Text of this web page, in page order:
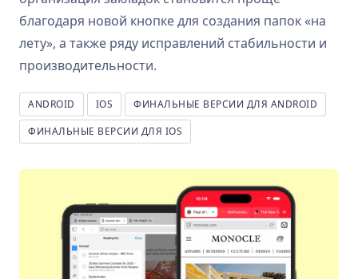
благодаря новой кнопке для создания папок «на
лету», а также ряду исправлений стабильности и
производительности.
ANDROID IOS
ФИНАЛЬНЫЕ ВЕРСИИ ДЛЯ ANDROID
ФИНАЛЬНЫЕ ВЕРСИИ ДЛЯ IOS